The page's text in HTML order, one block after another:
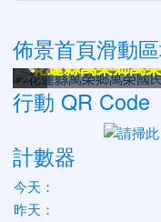
佈景首頁滑動
花蓮縣萬榮鄉萬
花蓮縣萬榮鄉萬
花蓮縣萬榮鄉萬
花蓮縣萬榮鄉萬
花蓮縣萬榮鄉萬
花蓮縣萬榮鄉萬
行動 QR Code
計數器
今天：
昨天：